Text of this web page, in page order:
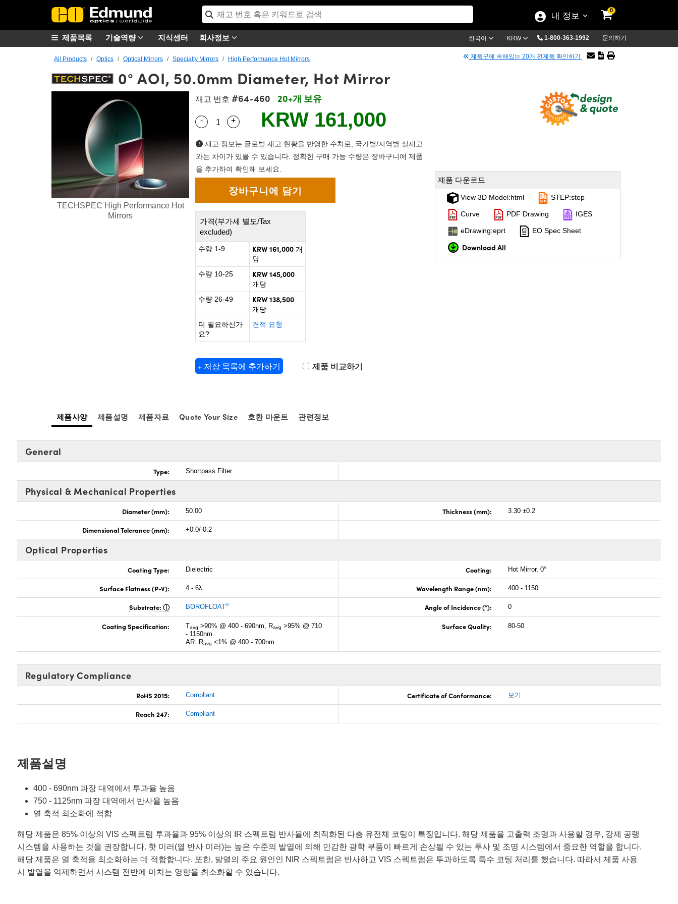
내 정보
0
기술역량 지식센터 회사정보 한국어 KRW 1-800-363-1992 문의하기
제품목록
All Products Optics Optical Mirrors Specialty Mirrors High Performance Hot Mirrors 제품군에 속해있는 20개 전제품 확인하기
0° AOI, 50.0mm Diameter, Hot Mirror
TECHSPEC High Performance Hot
Mirrors
재고 번호 #64-460 20+개 보유
Quantity Selector
- Use the plus and minus buttons to adjust the quantity.
+ KRW 161,000
재고 정보는 글로벌 재고 현황을 반영한 수치로, 국가별/지역별 실재고
와는 차이가 있을 수 있습니다. 정확한 구매 가능 수량은 장바구니에 제품
을 추가하여 확인해 보세요.
가격(부가세 별도/Tax
excluded)
수량 1-9 KRW 161,000 개
당
수량 10-25
KRW 145,000
개당
수량 26-49
KRW 138,500
개당
더 필요하신가
요?
견적 요청
+ 저장 목록에 추가하기 제품 비교하기
제품 다운로드
View 3D Model:html STEP:step
Curve PDF Drawing IGES
eDrawing:eprt EO Spec Sheet
Download All
제품사양 제품설명 제품자료 Quote Your Size 호환 마운트 관련정보
General
Type: Shortpass Filter
Physical & Mechanical Properties
Diameter (mm): 50.00 Thickness (mm): 3.30 ±0.2
Dimensional Tolerance (mm): +0.0/-0.2
Optical Properties
Coating Type: Dielectric Coating: Hot Mirror, 0°
Surface Flatness (P-V): 4 - 6λ Wavelength Range (nm): 400 - 1150
Substrate: BOROFLOAT® Angle of Incidence (°): 0
Coating Specification: Tavg >90% @ 400 - 690nm, Ravg >95% @ 710
- 1150nm
AR: Ravg <1% @ 400 - 700nm
Surface Quality: 80-50
Regulatory Compliance
RoHS 2015: Compliant Certificate of Conformance: 보기
Reach 247: Compliant
제품설명
400 - 690nm 파장 대역에서 투과율 높음
750 - 1125nm 파장 대역에서 반사율 높음
열 축적 최소화에 적합
해당 제품은 85% 이상의 VIS 스펙트럼 투과율과 95% 이상의 IR 스펙트럼 반사율에 최적화된 다층 유전체 코팅이 특징입니다. 해당 제품을 고출력 조명과 사용할 경우, 강제 공랭
시스템을 사용하는 것을 권장합니다. 핫 미러(열 반사 미러)는 높은 수준의 발열에 의해 민감한 광학 부품이 빠르게 손상될 수 있는 투사 및 조명 시스템에서 중요한 역할을 합니다.
해당 제품은 열 축적을 최소화하는 데 적합합니다. 또한, 발열의 주요 원인인 NIR 스펙트럼은 반사하고 VIS 스펙트럼은 투과하도록 특수 코팅 처리를 했습니다. 따라서 제품 사용
시 발열을 억제하면서 시스템 전반에 미치는 영향을 최소화할 수 있습니다.